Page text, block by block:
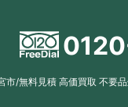
/無料見積 高価買取 不要品